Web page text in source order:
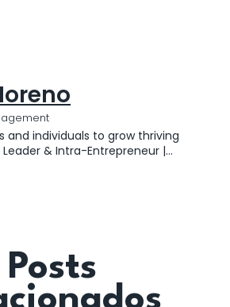
and individuals to grow thriving
& Intra-Entrepreneur |
Saas
Posts